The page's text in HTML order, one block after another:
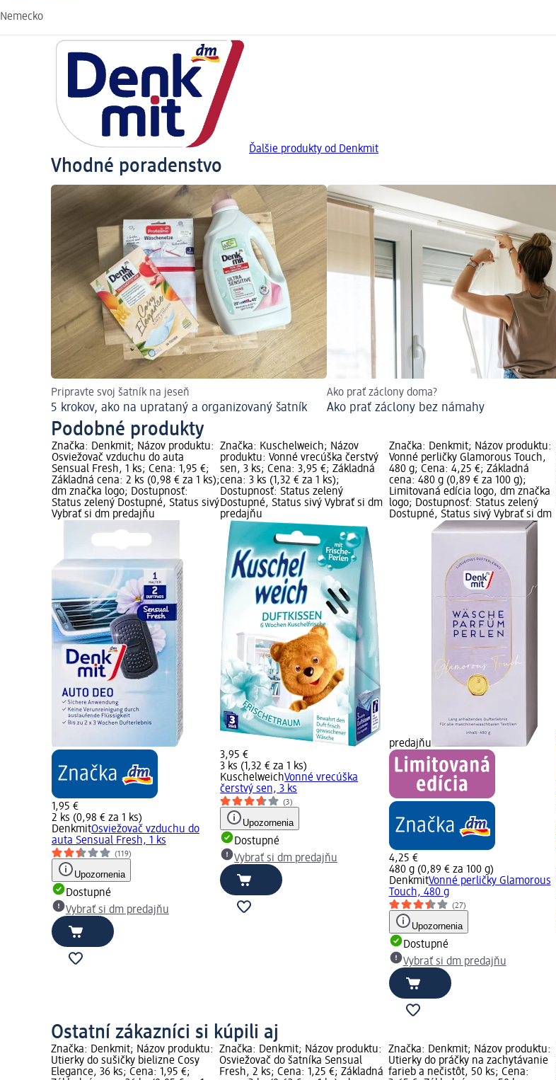
Nemecko
Ďalšie produkty od Denkmit
Vhodné poradenstvo
Pripravte svoj šatník na jeseň
5 krokov, ako na uprataný a organizovaný šatník
Ako prať záclony doma?
Ako prať záclony bez námahy
Podobné produkty
Značka: Denkmit; Názov produktu:
Osviežovač vzduchu do auta
Sensual Fresh, 1 ks; Cena: 1,95 €;
Základná cena: 2 ks (0,98 € za 1 ks);
dm značka logo; Dostupnosť:
Status zelený Dostupné, Status sivý
Vybrať si dm predajňu
1,95 €
2 ks (0,98 € za 1 ks)
DenkmitOsviežovač vzduchu do
auta Sensual Fresh, 1 ks
(119)
Upozornenia
Dostupné
Vybrať si dm predajňu
Značka: Kuschelweich; Názov
produktu: Vonné vrecúška čerstvý
sen, 3 ks; Cena: 3,95 €; Základná
cena: 3 ks (1,32 € za 1 ks);
Dostupnosť: Status zelený
Dostupné, Status sivý Vybrať si dm
predajňu
3,95 €
3 ks (1,32 € za 1 ks)
KuschelweichVonné vrecúška
čerstvý sen, 3 ks
(3)
Upozornenia
Dostupné
Vybrať si dm predajňu
Značka: Denkmit; Názov produktu:
Vonné perličky Glamorous Touch,
480 g; Cena: 4,25 €; Základná
cena: 480 g (0,89 € za 100 g);
Limitovaná edícia logo, dm značka
logo; Dostupnosť: Status zelený
Dostupné, Status sivý Vybrať si dm
predajňu
4,25 €
480 g (0,89 € za 100 g)
DenkmitVonné perličky Glamorous
Touch, 480 g
(27)
Upozornenia
Dostupné
Vybrať si dm predajňu
Ostatní zákazníci si kúpili aj
Značka: Denkmit; Názov produktu:
Utierky do sušičky bielizne Cosy
Elegance, 36 ks; Cena: 1,95 €;
Značka: Denkmit; Názov produktu:
Osviežovač do šatníka Sensual
Fresh, 2 ks; Cena: 1,25 €; Základná
Značka: Denkmit; Názov produktu:
Utierky do práčky na zachytávanie
farieb a nečistôt, 50 ks; Cena: